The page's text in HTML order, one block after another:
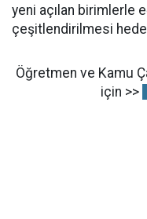
yeni açılan birimlerle
çeşitlendirilmesi
Öğretmen ve Kamu
için >>